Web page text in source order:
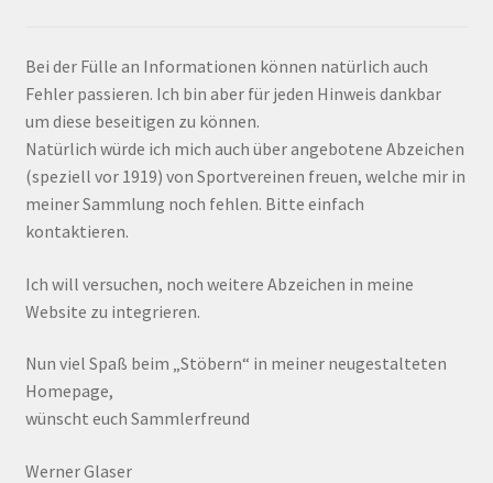
Bei der Fülle an Informationen können natürlich auch
Fehler passieren. Ich bin aber für jeden Hinweis dankbar
um diese beseitigen zu können.
Natürlich würde ich mich auch über angebotene Abzeichen
(speziell vor 1919) von Sportvereinen freuen, welche mir in
meiner Sammlung noch fehlen. Bitte einfach
kontaktieren.
Ich will versuchen, noch weitere Abzeichen in meine
Website zu integrieren.
Nun viel Spaß beim „Stöbern“ in meiner neugestalteten
Homepage,
wünscht euch Sammlerfreund
Werner Glaser